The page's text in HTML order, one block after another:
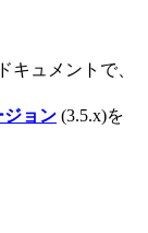
キュメントで、
ジョン (3.5.x)を